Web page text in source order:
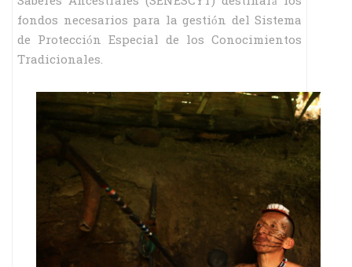
fondos necesarios para la gestión del Sistema
de Protección Especial de los Conocimientos
Tradicionales.